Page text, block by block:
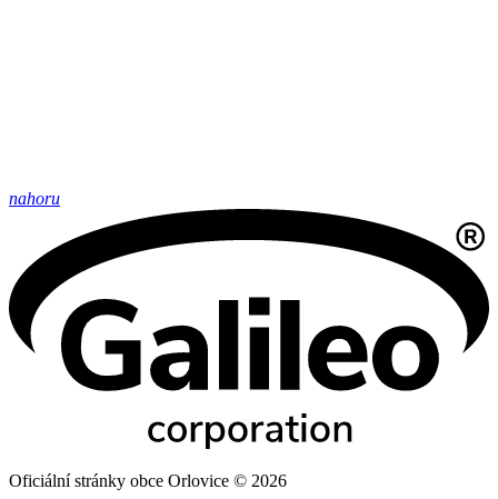
nahoru
Oficiální stránky obce Orlovice © 2026